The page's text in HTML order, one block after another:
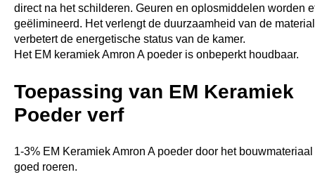
direct na het schilderen. Geuren en oplosmiddelen worden
geëlimineerd. Het verlengt de duurzaamheid van de
verbetert de energetische status van de kamer.
Het EM keramiek Amron A poeder is onbeperkt houdbaar.
Toepassing van EM Keramiek
Poeder verf
1-3% EM Keramiek Amron A poeder door het
goed roeren.